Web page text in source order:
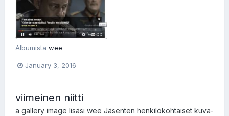
Albumista wee
January 3, 2016
viimeinen niitti
a gallery image lisäsi wee Jäsenten henkilökohtaiset kuva-